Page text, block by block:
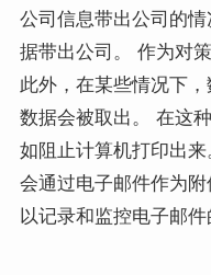
公司信息带出公司的
据带出公司。 作为对
此外，在某些情况下
数据会被取出。 在这
如阻止计算机打印出
会通过电子邮件作为
以记录和监控电子邮件